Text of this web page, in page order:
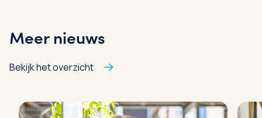
Meer nieuws
Bekijk het overzicht